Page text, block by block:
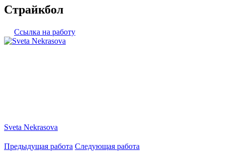
Страйкбол
Ссылка на работу
Sveta Nekrasova
Предыдущая работа Следующая работа